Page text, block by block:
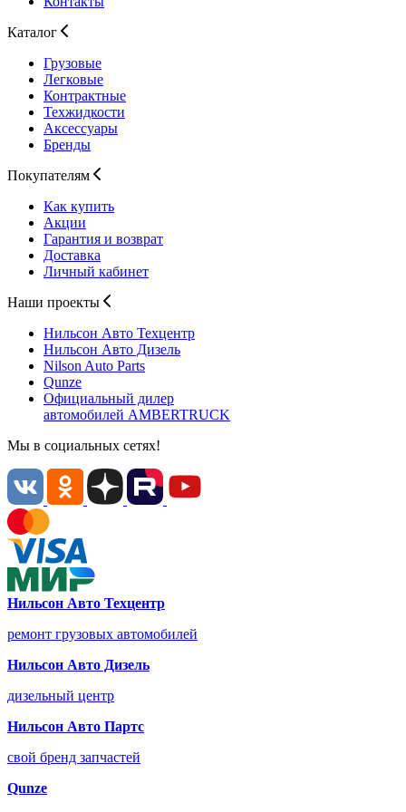
Каталог
Грузовые
Легковые
Контрактные
Техжидкости
Аксессуары
Бренды
Покупателям
Как купить
Акции
Гарантия и возврат
Доставка
Личный кабинет
Наши проекты
Нильсон Авто Техцентр
Нильсон Авто Дизель
Nilson Auto Parts
Qunze
Официальный дилер
автомобилей AMBERTRUCK
Мы в социальных сетях!
Нильсон Авто Техцентр
ремонт грузовых автомобилей
Нильсон Авто Дизель
дизельный центр
Нильсон Авто Партс
свой бренд запчастей
Qunze